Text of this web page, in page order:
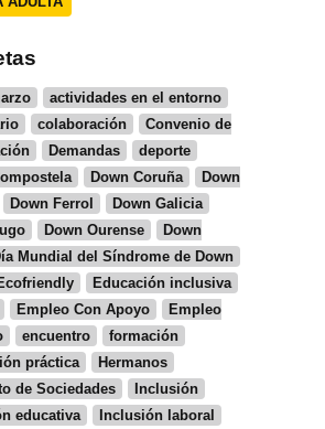
actividades en el entorno
colaboración
Convenio de
Demandas
deporte
Down Coruña
Down
Down Ferrol
Down Galicia
Down Ourense
Down
Mundial del Síndrome de Down
Educación inclusiva
Empleo Con Apoyo
Empleo
encuentro
formación
práctica
Hermanos
de Sociedades
Inclusión
educativa
Inclusión laboral